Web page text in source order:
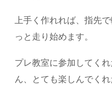
上手く作れれば、指先
っと走り始めます。
プレ教室に参加してく
ん、とても楽しんでくれ